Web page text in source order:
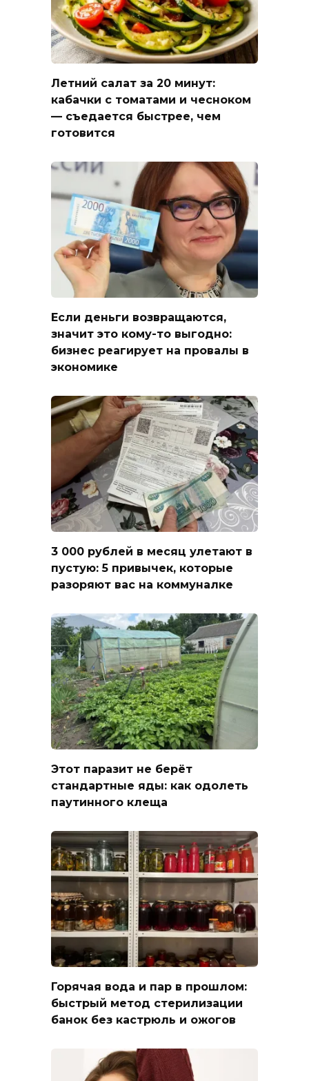
Летний салат за 20 минут:
кабачки с томатами и чесноком
— съедается быстрее, чем
готовится
Если деньги возвращаются,
значит это кому-то выгодно:
бизнес реагирует на провалы в
экономике
3 000 рублей в месяц улетают в
пустую: 5 привычек, которые
разоряют вас на коммуналке
Этот паразит не берёт
стандартные яды: как одолеть
паутинного клеща
Горячая вода и пар в прошлом:
быстрый метод стерилизации
банок без кастрюль и ожогов